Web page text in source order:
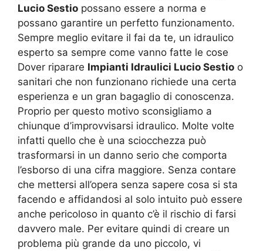
Lucio Sestio possano essere a norma e
possano garantire un perfetto funzionamento.
Sempre meglio evitare il fai da te, un idraulico
esperto sa sempre come vanno fatte le cose
Dover riparare Impianti Idraulici Lucio Sestio o
sanitari che non funzionano richiede una certa
esperienza e un gran bagaglio di conoscenza.
Proprio per questo motivo sconsigliamo a
chiunque d’improvvisarsi idraulico. Molte volte
infatti quello che è una sciocchezza può
trasformarsi in un danno serio che comporta
l’esborso di una cifra maggiore. Senza contare
che mettersi all’opera senza sapere cosa si sta
facendo e affidandosi al solo intuito può essere
anche pericoloso in quanto c’è il rischio di farsi
davvero male. Per evitare quindi di creare un
problema più grande da uno piccolo, vi